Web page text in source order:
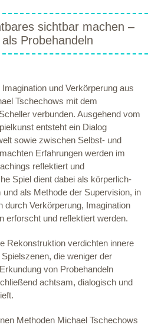
sichtbar machen –
Probehandeln
und Verkörperung aus
Tschechows mit dem
verbunden. Ausgehend vom
entsteht ein Dialog
sowie zwischen Selbst- und
Erfahrungen werden im
reflektiert und
Spiel dient dabei als körperlich-
als Methode der Supervision, in
durch Verkörperung, Imagination
erforscht und reflektiert werden.
Rekonstruktion verdichten innere
die weniger der
von Probehandeln
achtsam, dialogisch und
Methoden Michael Tschechows